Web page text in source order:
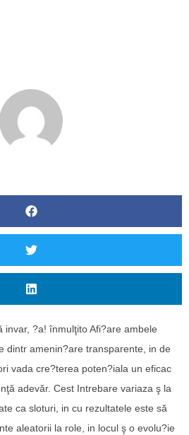
invar, ?a! înmulţito Afi?are ambele
dintr amenin?are transparente, in de
vada cre?terea poten?iala un eficac
adevăr. Cest Intrebare variaza ş la
ca sloturi, in cu rezultatele este să
aleatorii la role, in locul ş o evolu?ie